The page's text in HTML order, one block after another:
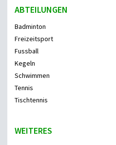
ABTEILUNGEN
Badminton
Freizeitsport
Fussball
Kegeln
Schwimmen
Tennis
Tischtennis
WEITERES